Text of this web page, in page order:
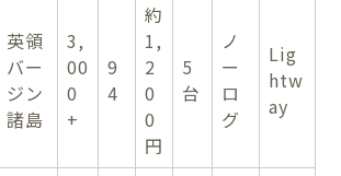
英領
バー
ジン
諸島
3,
00
0
+
9
4
約
1,
2
0
0
円
5
台
ノ
ー
ロ
グ
Lig
htw
ay